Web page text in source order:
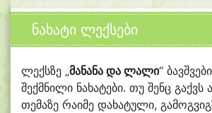
ნახატი ლექსები
ლექსზე „მანანა და ლალი“
შექმნილი ნახატები. თუ შენც გაქვს
თემაზე რაიმე დახატული,